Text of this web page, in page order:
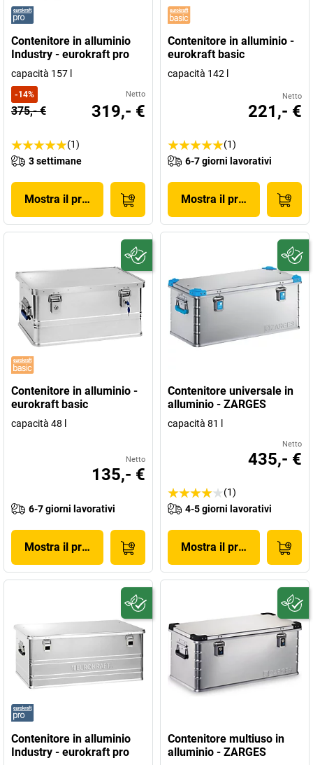
Contenitore in alluminio
Industry - eurokraft pro
capacità 157 l
-14% Netto
375,- € 319,- €
(1)
3 settimane
Mostra il prodotto
Contenitore in alluminio -
eurokraft basic
capacità 142 l
Netto
221,- €
(1)
6-7 giorni lavorativi
Mostra il prodotto
Contenitore in alluminio -
eurokraft basic
capacità 48 l
Netto
135,- €
6-7 giorni lavorativi
Mostra il prodotto
Contenitore universale in
alluminio - ZARGES
capacità 81 l
Netto
435,- €
(1)
4-5 giorni lavorativi
Mostra il prodotto
Contenitore in alluminio
Industry - eurokraft pro
Contenitore multiuso in
alluminio - ZARGES